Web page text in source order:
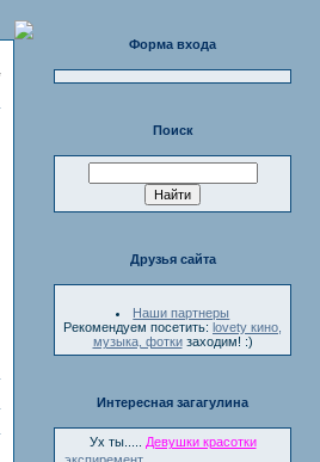
Форма входа
Поиск
Друзья сайта
Наши партнеры
Рекомендуем посетить: lovety кино,
музыка, фоткизаходим! :)
Интересная загагулина
Ух ты.....
Девушки красотки